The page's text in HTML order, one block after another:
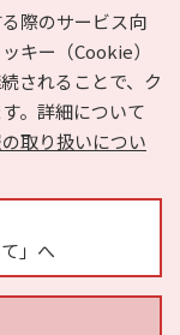
際のサービス向
キー（Cookie）
されることで、ク
。詳細について
取り扱いについ
」へ
せ